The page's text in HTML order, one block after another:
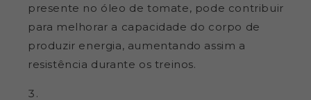
presente no óleo de tomate, pode contribuir
para melhorar a capacidade do corpo de
produzir energia, aumentando assim a
resistência durante os treinos.